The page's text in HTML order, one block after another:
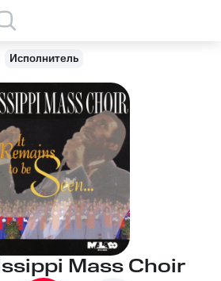
Исполнитель
Mass Choir